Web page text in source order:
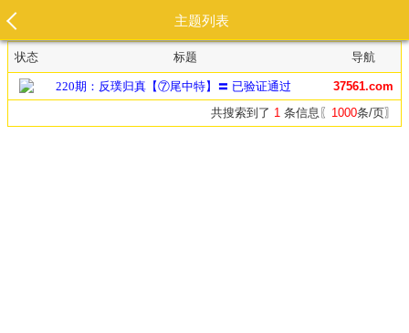
主题列表
状态 标题 导航
220期：反璞归真【⑦尾中特】〓 已验证通过
37561.com
共搜索到了 1 条信息〖 1000条/页〗